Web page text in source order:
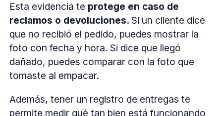
Esta evidencia te protege en caso de
reclamos o devoluciones.Si un cliente dice
que no recibió el pedido, puedes mostrar la
foto con fecha y hora. Si dice que llegó
dañado, puedes comparar con la foto que
tomaste al empacar.
Además, tener un registro de entregas te
permite medir qué tan bien está funcionando